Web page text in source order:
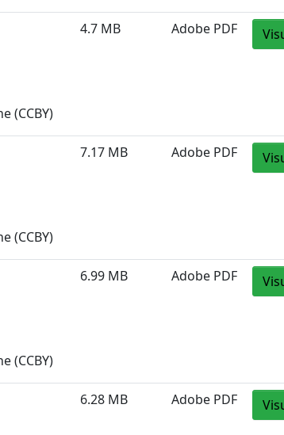
(CCBY)
4.7 MB Adobe PDF
(CCBY)
7.17 MB Adobe PDF
(CCBY)
6.99 MB Adobe PDF
6.28 MB Adobe PDF